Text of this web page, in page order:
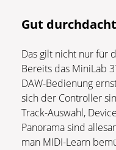
Gut
Das gilt nicht nur für
Bereits das MiniLab
DAW-Bedienung
sich der Controller
Track-Auswahl,
Panorama sind
man MIDI-Learn